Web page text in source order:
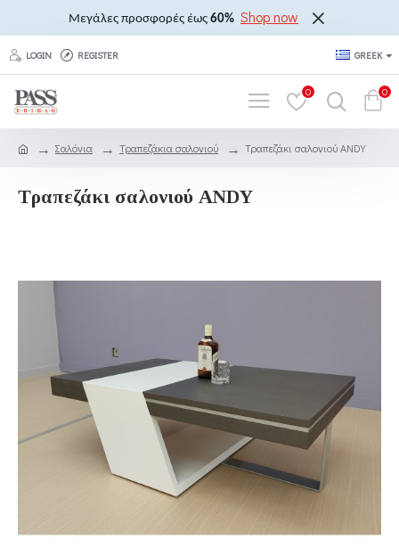
Μεγάλες προσφορές έως 60% Shop now
LOGIN REGISTER GREEK
0 0
Σαλόνια Τραπεζάκια σαλονιού Τραπεζάκι σαλονιού ANDY
Τραπεζάκι σαλονιού ANDY